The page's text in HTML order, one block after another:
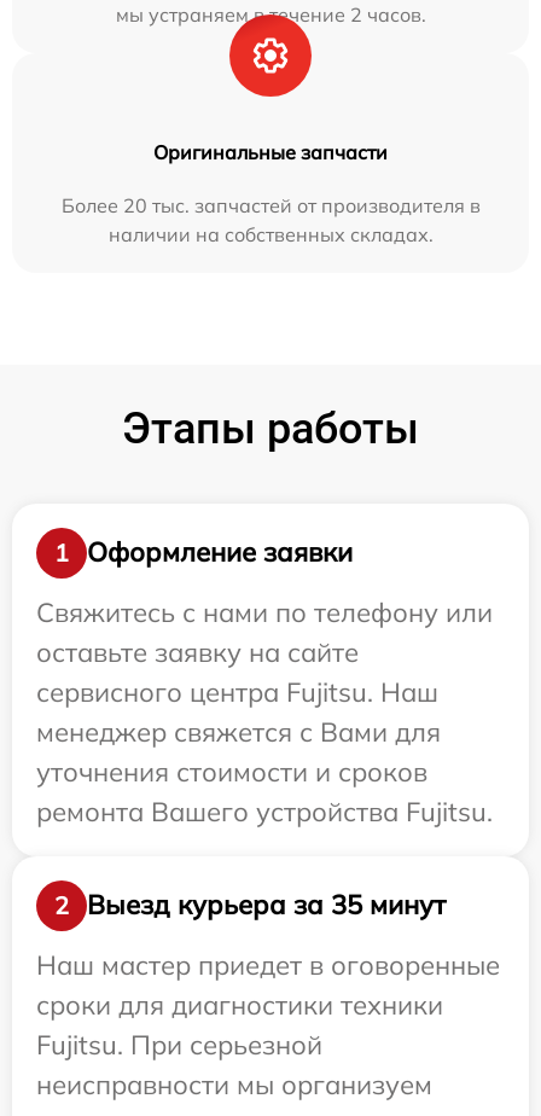
мы устраняем в течение 2 часов.
Оригинальные запчасти
Более 20 тыс. запчастей от производителя в
наличии на собственных складах.
Этапы работы
1
Оформление заявки
Свяжитесь с нами по телефону или
оставьте заявку на сайте
сервисного центра Fujitsu. Наш
менеджер свяжется с Вами для
уточнения стоимости и сроков
ремонта Вашего устройства Fujitsu.
2
Выезд курьера за 35 минут
Наш мастер приедет в оговоренные
сроки для диагностики техники
Fujitsu. При серьезной
неисправности мы организуем